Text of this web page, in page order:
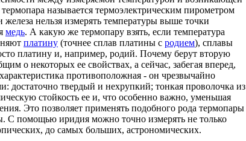
называется термоэлектрическим пирометром
нельзя измерять температуры выше точки
медь. А какую же термопару взять, если температура
платину (точнее сплав платины с родием), сплавы
платину и, например, родий. Почему берут вторую
о некоторых ее свойствах, а сейчас, забегая вперед,
противоположная - он чрезвычайно
достаточно твердый и нехрупкий; тонкая проволочка из
стойкость ее и, что особенно важно, уменьшая
Это позволяет применять подобного рода термопары
С помощью иридия можно точно измерять не только
до самых больших, астрономических.